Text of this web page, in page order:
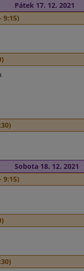
Pátek 17. 12. 2021
9:15)
Sobota 18. 12. 2021
9:15)